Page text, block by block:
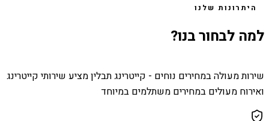
היתרונות שלנו
למה לבחור בנו?
שירות מעולה במחירים נוחים - קייטרינג תבלין מציע שירותי קייטרינג
ואירוח מעולים במחירים משתלמים במיוחד